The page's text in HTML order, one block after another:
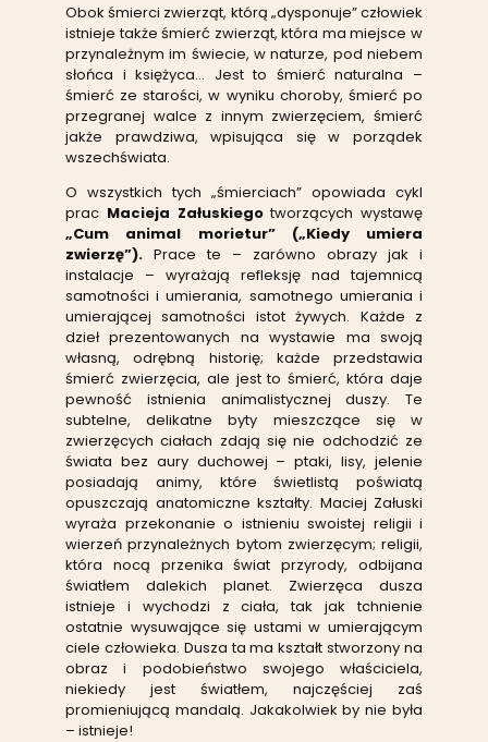
Obok śmierci zwierząt, którą „dysponuje” człowiek
istnieje także śmierć zwierząt, która ma miejsce w
przynależnym im świecie, w naturze, pod niebem
słońca i księżyca… Jest to śmierć naturalna –
śmierć ze starości, w wyniku choroby, śmierć po
przegranej walce z innym zwierzęciem, śmierć
jakże prawdziwa, wpisująca się w porządek
wszechświata.
O wszystkich tych „śmierciach” opowiada cykl
prac Macieja Załuskiegotworzących wystawę
„Cum animal morietur” („Kiedy umiera
zwierzę”). Prace te – zarówno obrazy jak i
instalacje – wyrażają refleksję nad tajemnicą
samotności i umierania, samotnego umierania i
umierającej samotności istot żywych. Każde z
dzieł prezentowanych na wystawie ma swoją
własną, odrębną historię; każde przedstawia
śmierć zwierzęcia, ale jest to śmierć, która daje
pewność istnienia animalistycznej duszy. Te
subtelne, delikatne byty mieszczące się w
zwierzęcych ciałach zdają się nie odchodzić ze
świata bez aury duchowej – ptaki, lisy, jelenie
posiadają animy, które świetlistą poświatą
opuszczają anatomiczne kształty. Maciej Załuski
wyraża przekonanie o istnieniu swoistej religii i
wierzeń przynależnych bytom zwierzęcym; religii,
która nocą przenika świat przyrody, odbijana
światłem dalekich planet. Zwierzęca dusza
istnieje i wychodzi z ciała, tak jak tchnienie
ostatnie wysuwające się ustami w umierającym
ciele człowieka. Dusza ta ma kształt stworzony na
obraz i podobieństwo swojego właściciela,
niekiedy jest światłem, najczęściej zaś
promieniującą mandalą. Jakakolwiek by nie była
– istnieje!